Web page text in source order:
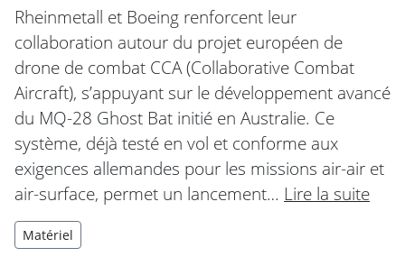
Rheinmetall et Boeing renforcent leur
collaboration autour du projet européen de
drone de combat CCA (Collaborative Combat
Aircraft), s’appuyant sur le développement avancé
du MQ-28 Ghost Bat initié en Australie. Ce
système, déjà testé en vol et conforme aux
exigences allemandes pour les missions air-air et
air-surface, permet un lancement… Lire la suite
Matériel